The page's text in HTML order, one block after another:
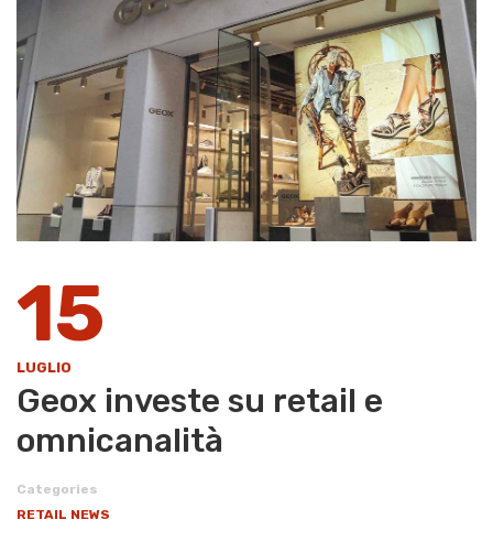
15
LUGLIO
Geox investe su retail e
omnicanalità
Categories
RETAIL NEWS